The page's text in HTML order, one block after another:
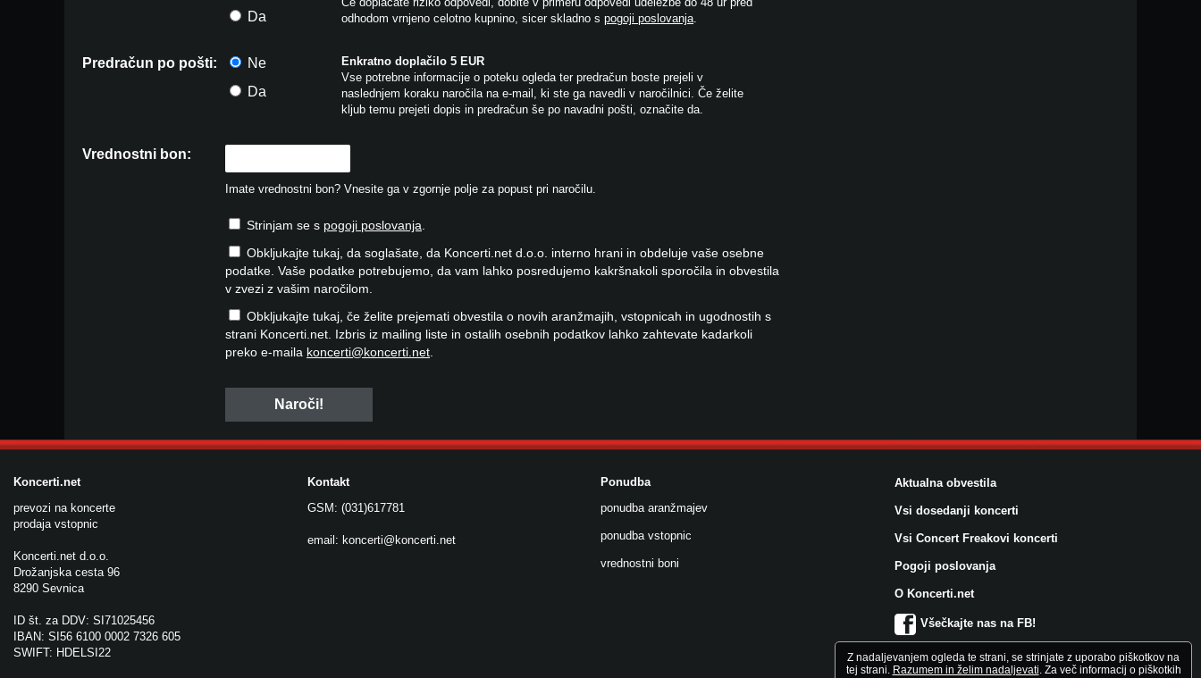
Da
odhodom vrnjeno celotno kupnino, sicer skladno s pogoji poslovanja.
Predračun po pošti:
Ne
Da
Enkratno doplačilo 5 EUR
Vse potrebne informacije o poteku ogleda ter predračun boste prejeli v
naslednjem koraku naročila na e-mail, ki ste ga navedli v naročilnici. Če želite
kljub temu prejeti dopis in predračun še po navadni pošti, označite da.
Vrednostni bon:
Imate vrednostni bon? Vnesite ga v zgornje polje za popust pri naročilu.
Strinjam se s pogoji poslovanja
Obkljukajte tukaj, da soglašate, da Koncerti.net d.o.o. interno hrani in obdeluje vaše osebne
podatke. Vaše podatke potrebujemo, da vam lahko posredujemo kakršnakoli sporočila in obvestila
v zvezi z vašim naročilom.
Obkljukajte tukaj, če želite prejemati obvestila o novih aranžmajih, vstopnicah in ugodnostih s
strani Koncerti.net. Izbris iz mailing liste in ostalih osebnih podatkov lahko zahtevate kadarkoli
preko e-maila koncerti@koncerti.net
Koncerti.net
prevozi na koncerte
prodaja vstopnic
Koncerti.net d.o.o.
Drožanjska cesta 96
8290 Sevnica
ID št. za DDV: SI71025456
IBAN: SI56 6100 0002 7326 605
SWIFT: HDELSI22
Kontakt
GSM: (031)617781
email: koncerti@koncerti.net
Ponudba
ponudba aranžmajev
ponudba vstopnic
vrednostni boni
Aktualna obvestila
Vsi dosedanji koncerti
Vsi Concert Freakovi koncerti
Pogoji poslovanja
O Koncerti.net
Všečkajte nas na FB!
Z nadaljevanjem ogleda te strani, se strinjate z uporabo piškotkov na
tej strani. Razumem in želim nadaljevati. Za več informacij o piškotkih